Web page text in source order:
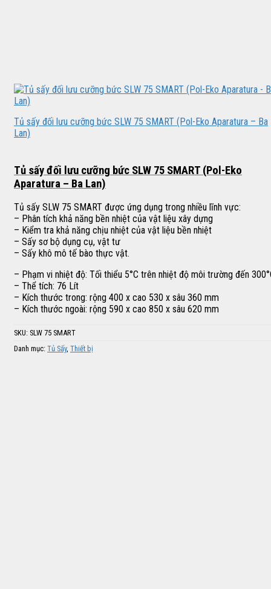
Tủ sấy đối lưu cưỡng bức SLW 75 SMART (Pol-Eko Aparatura – Ba
Lan)
Tủ sấy đối lưu cưỡng bức SLW 75 SMART (Pol-Eko
Aparatura – Ba Lan)
Tủ sấy SLW 75 SMART được ứng dụng trong nhiều lĩnh vực:
– Phân tích khả năng bền nhiệt của vật liệu xây dựng
– Kiểm tra khả năng chịu nhiệt của vật liệu bền nhiệt
– Sấy sơ bộ dụng cụ, vật tư
– Sấy khô mô tế bào thực vật.
– Phạm vi nhiệt độ: Tối thiểu 5°C trên nhiệt độ môi trường đến
– Thể tích: 76 Lít
– Kích thước trong: rộng 400 x cao 530 x sâu 360 mm
– Kích thước ngoài: rộng 590 x cao 850 x sâu 620 mm
SKU: SLW 75 SMART
Danh mục: Tủ Sấy, Thiết bị